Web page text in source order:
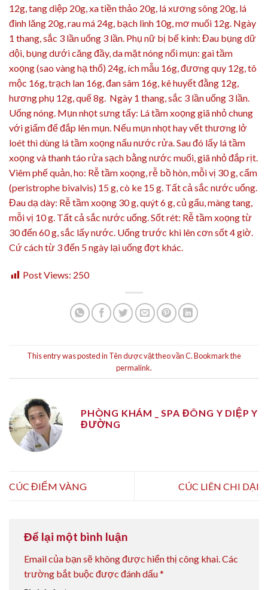
12g, tang diệp 20g, xa tiền thảo 20g, lá xương sông 20g, lá
đinh lăng 20g, rau má 24g, bạch linh 10g, mơ muối 12g. Ngày
1 thang, sắc 3 lần uống 3 lần. Phụ nữ bị bế kinh: Đau bụng dữ
dội, bụng dưới căng đầy, da mặt nóng nổi mụn: gai tầm
xoọng (sao vàng hạ thổ) 24g, ích mẫu 16g, đương quy 12g, tô
mộc 16g, trạch lan 16g, đan sâm 16g, kê huyết đằng 12g,
hương phụ 12g, quế 8g. Ngày 1 thang, sắc 3 lần uống 3 lần.
Uống nóng. Mụn nhọt sưng tấy: Lá tầm xoọng giã nhỏ chung
với giấm để đắp lên mụn. Nếu mụn nhọt hay vết thương lở
loét thì dùng lá tầm xoọng nấu nước rửa. Sau đó lấy lá tầm
xoọng và thanh táo rửa sạch bằng nước muối, giã nhỏ đắp rịt.
Viêm phế quản, ho: Rễ tầm xoọng, rễ bồ hòn, mỗi vị 30 g, cẩm
(peristrophe bivalvis) 15 g, cò ke 15 g. Tất cả sắc nước uống.
Đau dạ dày: Rễ tầm xoọng 30 g, quýt 6 g, củ gấu, màng tang,
mỗi vị 10 g. Tất cả sắc nước uống. Sốt rét: Rễ tầm xoọng từ
30 đến 60 g, sắc lấy nước. Uống trước khi lên cơn sốt 4 giờ.
Cứ cách từ 3 đến 5 ngày lại uống đợt khác.
Post Views: 250
This entry was posted in Tên dược vật theo vần C. Bookmark the
permalink.
PHÒNG KHÁM _ SPA ĐÔNG Y DIỆP Y
ĐƯỜNG
CÚC ĐIỂM VÀNG CÚC LIÊN CHI DẠI
Để lại một bình luận
Email của bạn sẽ không được hiển thị công khai.Các
trường bắt buộc được đánh dấu*